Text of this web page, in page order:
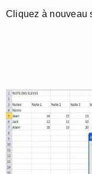
Cliquez à nouveau